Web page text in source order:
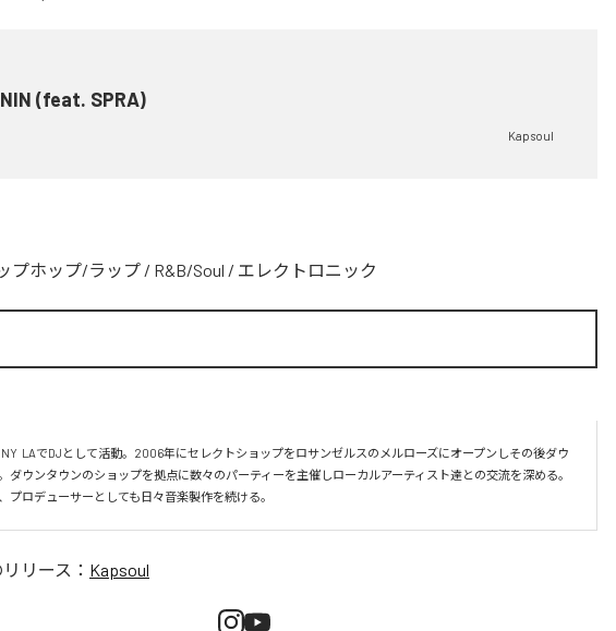
(feat. SPRA)
Kapsoul
プホップ/ラップ / R&B/Soul / エレクトロニック
LAでDJとして活動。2006年にセレクトショップをロサンゼルスのメルローズにオープンしその後ダウ
ダウンタウンのショップを拠点に数々のパーティーを主催しローカルアーティスト達との交流を深める。
プロデューサーとしても日々音楽製作を続ける。
リース： Kapsoul